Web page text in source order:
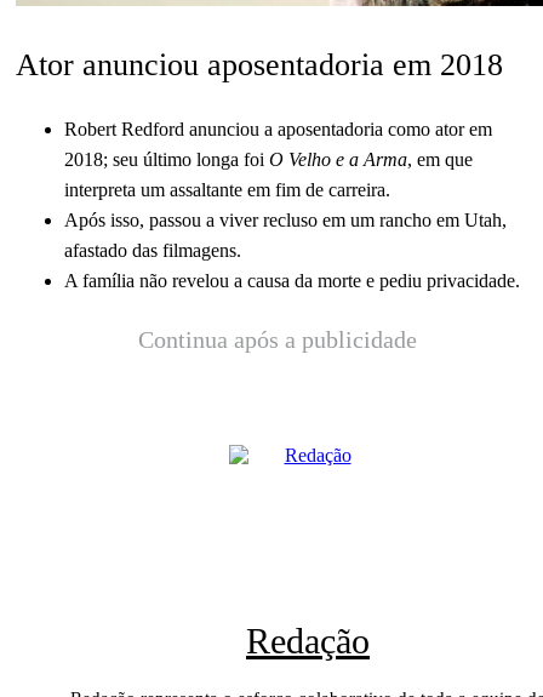
Ator anunciou aposentadoria em 2018
Robert Redford anunciou a aposentadoria como ator em
2018; seu último longa foi O Velho e a Arma, em que
interpreta um assaltante em fim de carreira.
Após isso, passou a viver recluso em um rancho em Utah,
afastado das filmagens.
A família não revelou a causa da morte e pediu privacidade.
Continua após a publicidade
Redação